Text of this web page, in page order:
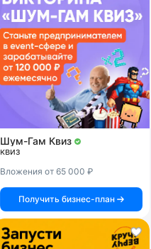
Шум-Гам Квиз
квиз
Вложения от 65 000 ₽
Получить бизнес-план